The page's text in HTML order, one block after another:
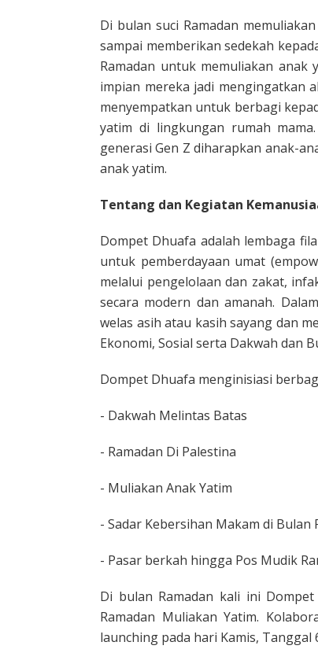
Di bulan suci Ramadan
sampai memberikan sedekah
Ramadan untuk memuliakan anak
impian mereka jadi mengingatkan
menyempatkan untuk berbagi
yatim di lingkungan rumah
generasi Gen Z diharapkan anak-
anak yatim.
Tentang dan Kegiatan
Dompet Dhuafa adalah lembaga
untuk pemberdayaan umat
melalui pengelolaan dan zakat,
secara modern dan amanah.
welas asih atau kasih sayang dan
Ekonomi, Sosial serta Dakwah dan
Dompet Dhuafa menginisiasi
- Dakwah Melintas Batas
- Ramadan Di Palestina
- Muliakan Anak Yatim
- Sadar Kebersihan Makam di Bulan
- Pasar berkah hingga Pos Mudik
Di bulan Ramadan kali ini
Ramadan Muliakan Yatim.
launching pada hari Kamis, Tanggal